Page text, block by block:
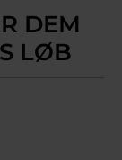
DEM
LØB